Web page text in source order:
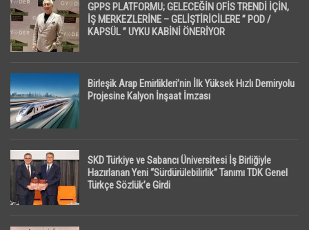
GPPS PLATFORMU; GELECEĞİN OFİS TRENDİ İÇİN,
İŞ MERKEZLERİNE – GELİŞTİRİCİLERE ” POD /
KAPSÜL ” UYKU KABİNİ ÖNERİYOR
Birleşik Arap Emirlikleri’nin İlk Yüksek Hızlı Demiryolu
Projesine Kalyon İnşaat İmzası
SKD Türkiye ve Sabancı Üniversitesi İş Birliğiyle
Hazırlanan Yeni “Sürdürülebilirlik” Tanımı TDK Genel
Türkçe Sözlük’e Girdi